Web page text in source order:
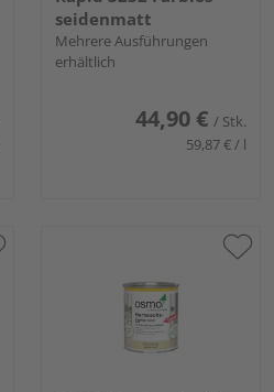
seidenmatt
Mehrere Ausführungen
erhältlich
44,90 € / Stk.
59,87 € / l